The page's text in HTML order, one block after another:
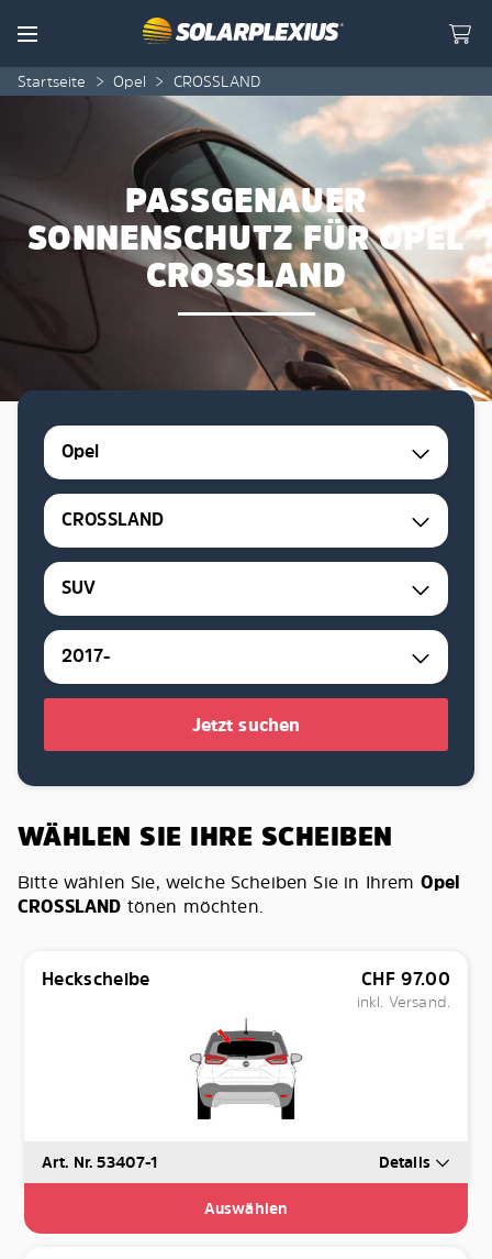
Menu
Startseite > Opel > CROSSLAND
PASSGENAUER
SONNENSCHUTZ FÜR OPEL
CROSSLAND
Opel
CROSSLAND
SUV
2017-
Jetzt suchen
WÄHLEN SIE IHRE SCHEIBEN
Bitte wählen Sie, welche Scheiben Sie in Ihrem Opel
CROSSLAND tönen möchten.
Heckscheibe CHF 97.00
inkl. Versand.
Art. Nr. 53407-1 Details
Auswählen